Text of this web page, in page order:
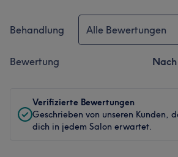
Behandlung Alle Bewertungen
Bewertung
Verifizierte Bewertungen
Geschrieben von unseren Kunden,
dich in jedem Salon erwartet.